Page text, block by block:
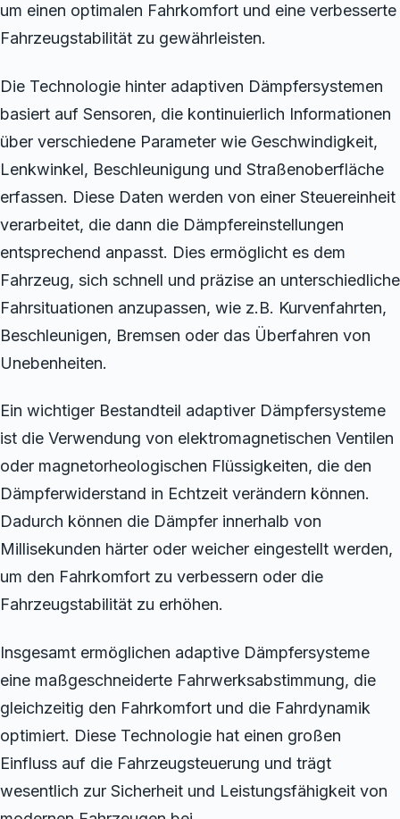
um einen optimalen Fahrkomfort und eine verbesserte
Fahrzeugstabilität zu gewährleisten.
Die Technologie hinter adaptiven Dämpfersystemen
basiert auf Sensoren, die kontinuierlich Informationen
über verschiedene Parameter wie Geschwindigkeit,
Lenkwinkel, Beschleunigung und Straßenoberfläche
erfassen. Diese Daten werden von einer Steuereinheit
verarbeitet, die dann die Dämpfereinstellungen
entsprechend anpasst. Dies ermöglicht es dem
Fahrzeug, sich schnell und präzise an unterschiedliche
Fahrsituationen anzupassen, wie z.B. Kurvenfahrten,
Beschleunigen, Bremsen oder das Überfahren von
Unebenheiten.
Ein wichtiger Bestandteil adaptiver Dämpfersysteme
ist die Verwendung von elektromagnetischen Ventilen
oder magnetorheologischen Flüssigkeiten, die den
Dämpferwiderstand in Echtzeit verändern können.
Dadurch können die Dämpfer innerhalb von
Millisekunden härter oder weicher eingestellt werden,
um den Fahrkomfort zu verbessern oder die
Fahrzeugstabilität zu erhöhen.
Insgesamt ermöglichen adaptive Dämpfersysteme
eine maßgeschneiderte Fahrwerksabstimmung, die
gleichzeitig den Fahrkomfort und die Fahrdynamik
optimiert. Diese Technologie hat einen großen
Einfluss auf die Fahrzeugsteuerung und trägt
wesentlich zur Sicherheit und Leistungsfähigkeit von